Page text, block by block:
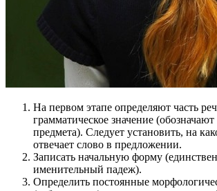
На первом этапе определяют часть
грамматическое значение
предмета). Следует установить, на
отвечает слово в предложении.
Записать начальную форму
именительный падеж).
Определить постоянные